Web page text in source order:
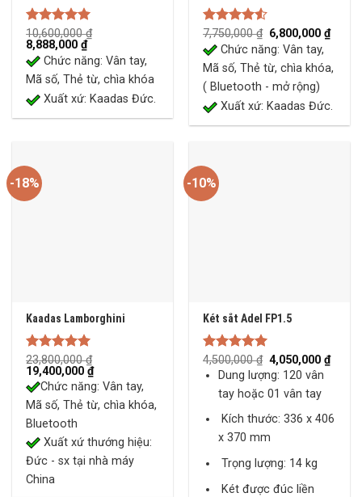
Rated5.00
out of 5
10,600,000₫
Original
price
was:
10,600,000 ₫.
8,888,000₫Current
price
is:
8,888,000 ₫.
Chức năng: Vân tay,
Mã số, Thẻ từ, chìa khóa
Xuất xứ: Kaadas Đức.
Rated
4.50out
of 5
7,750,000₫ Original
price
was:
7,750,000 ₫.
6,800,000₫
price
Chức năng: Vân tay,
Mã số, Thẻ từ, chìa khóa,
( Bluetooth - mở rộng)
Xuất xứ: Kaadas Đức.
-18%
Kaadas Lamborghini
Rated5.00
out of 5
23,800,000₫
Original
price
was:
23,800,000 ₫.
19,400,000₫Current
price
is:
19,400,000 ₫.
Chức năng: Vân tay,
Mã số, Thẻ từ, chìa khóa,
Bluetooth
Xuất xứ thướng hiệu:
Đức - sx tại nhà máy
China
-10%
Két sắt Adel FP1.5
Rated5.00
out of 5
4,500,000₫ Original
price
was:
4,500,000 ₫.
4,050,000₫
price
Dung lượng: 120 vân
tay hoặc 01 vân tay
Kích thước: 336 x 406
x 370 mm
Trọng lượng: 14 kg
Két được đúc liền